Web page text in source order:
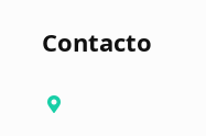
Contacto